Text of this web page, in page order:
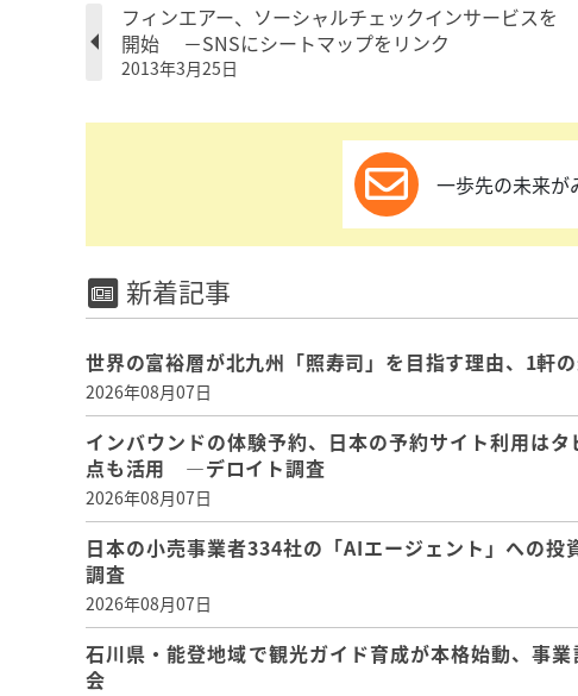
フィンエアー、ソーシャルチェックインサービスを
開始 －SNSにシートマップをリンク
2013年3月25日
一歩先の未来が
新着記事
世界の富裕層が北九州「照寿司」を目指す理由、1軒
2026年08月07日
インバウンドの体験予約、日本の予約サイト利用は
点も活用 ―デロイト調査
2026年08月07日
日本の小売事業者334社の「AIエージェント」への
調査
2026年08月07日
石川県・能登地域で観光ガイド育成が本格始動、
会